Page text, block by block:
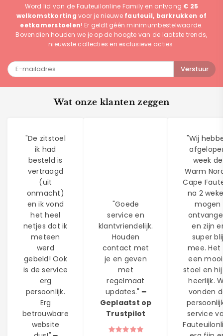
Word lid van de Fauteuilonline Family en ontvang € 25
welkomstkortingvoor je nieuwe fauteuil, barkrukken of
eetkamerstoelen! Er geldt géén minimumbestelwaarde.
Bovendien houden we je op de hoogte van de laatste trends,
nieuwste collecties en exclusieve acties.
Verstuur
Wat onze klanten zeggen
"De zitstoel
ik had
besteld is
vertraagd
(uit
onmacht)
en ik vond
het heel
netjes dat ik
meteen
werd
gebeld! Ook
is de service
erg
persoonlijk.
Erg
betrouwbare
website
"Goede
service en
klantvriendelijk.
Houden
contact met
je en geven
met
regelmaat
updates." ━
Geplaatst op
Trustpilot
"Wij
week de
Warm
Cape
na 2
mogen
en zijn
super
mee. Het
een
stoel en
heerlijk.
vonden
service